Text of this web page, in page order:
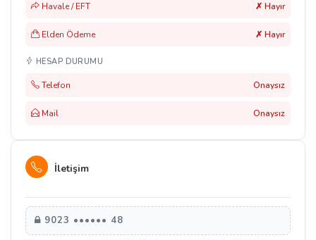
Havale / EFT ✗ Hayır
Elden Ödeme ✗ Hayır
HESAP DURUMU
Telefon Onaysız
Mail Onaysız
İletişim
9023 •••••• 48